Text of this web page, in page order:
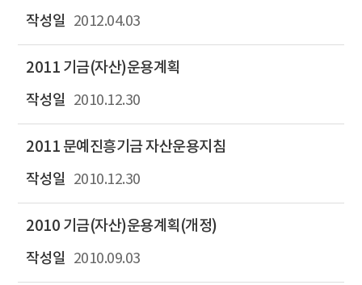
2012.04.03
2011 기금(자산)운용계획
2010.12.30
2011 문예진흥기금 자산운용지침
2010.12.30
2010 기금(자산)운용계획(개정)
2010.09.03